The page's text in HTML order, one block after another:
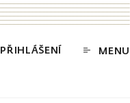
PŘIHLÁŠENÍ MENU